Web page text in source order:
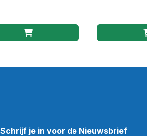
Schrijf je in voor de Nieuwsbrief